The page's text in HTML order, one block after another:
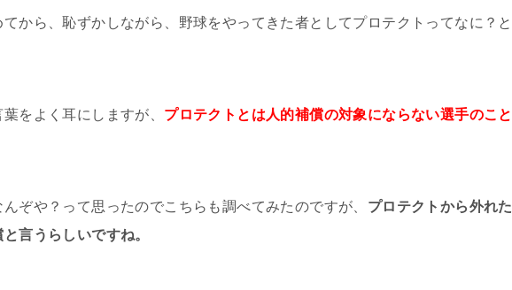
から、恥ずかしながら、野球をやってきた者としてプロテクトってなに？と
をよく耳にしますが、 プロテクトとは人的補償の対象にならない選手のこと
ぞや？って思ったのでこちらも調べてみたのですが、 プロテクトから外れた
言うらしいですね。